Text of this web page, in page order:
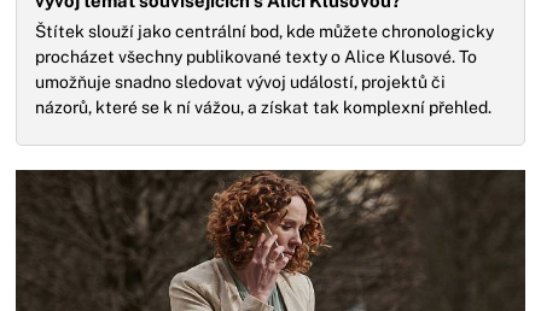
Štítek slouží jako centrální bod, kde můžete chronologicky
procházet všechny publikované texty o Alice Klusové. To
umožňuje snadno sledovat vývoj událostí, projektů či
názorů, které se k ní vážou, a získat tak komplexní přehled.